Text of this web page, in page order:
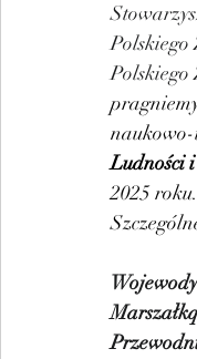
Ludności
2025 roku.